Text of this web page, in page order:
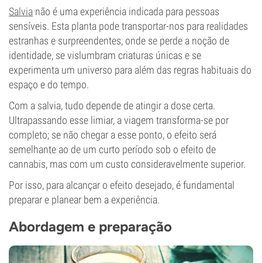
Salvia não é uma experiência indicada para pessoas
sensíveis. Esta planta pode transportar-nos para realidades
estranhas e surpreendentes, onde se perde a noção de
identidade, se vislumbram criaturas únicas e se
experimenta um universo para além das regras habituais do
espaço e do tempo.
Com a salvia, tudo depende de atingir a dose certa.
Ultrapassando esse limiar, a viagem transforma-se por
completo; se não chegar a esse ponto, o efeito será
semelhante ao de um curto período sob o efeito de
cannabis, mas com um custo consideravelmente superior.
Por isso, para alcançar o efeito desejado, é fundamental
preparar e planear bem a experiência.
Abordagem e preparação